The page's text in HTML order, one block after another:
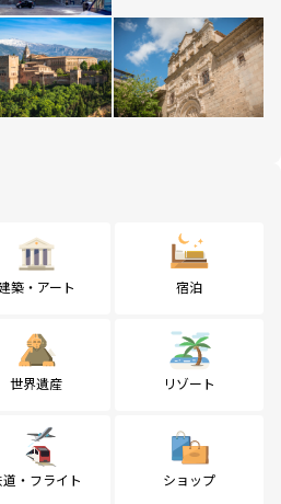
築・アート 宿泊
世界遺産 リゾート
道・フライト ショップ